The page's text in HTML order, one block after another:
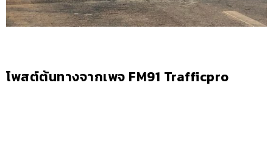
โพสต์ต้นทางจากเพจ FM91 Trafficpro